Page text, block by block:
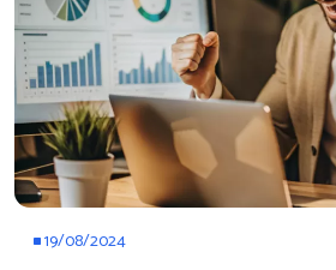
19/08/2024